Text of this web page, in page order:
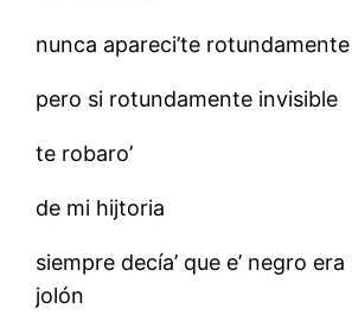
nunca apareci’te
pero si rotundamente invisible
te robaro’
de mi hijtoria
siempre decía’ que e’ negro era
jolón